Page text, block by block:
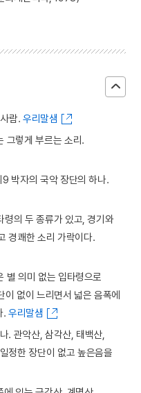
람. 우리말샘
그렇게 부르는 소리.
박자의 국악 장단의 하나.
령의 두 종류가 있고, 경기와
경쾌한 소리 가락이다.
별 의미 없는 입타령으로
이 없이 느리면서 넓은 음폭에
.우리말샘
. 관악산, 삼각산, 태백산,
정한 장단이 없고 높은음을